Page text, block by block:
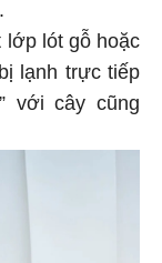
lớp lót gỗ hoặc
lạnh trực tiếp
với cây cũng